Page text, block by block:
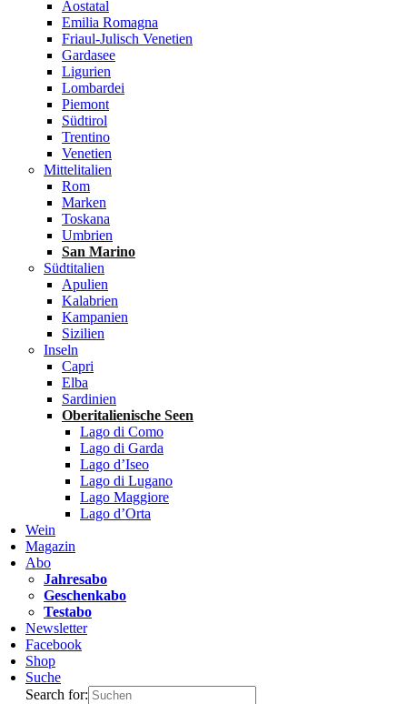
Aostatal
Emilia Romagna
Friaul-Julisch Venetien
Gardasee
Ligurien
Lombardei
Piemont
Südtirol
Trentino
Venetien
Mittelitalien
Rom
Marken
Toskana
Umbrien
San Marino
Südtitalien
Apulien
Kalabrien
Kampanien
Sizilien
Inseln
Capri
Elba
Sardinien
Oberitalienische Seen
Lago di Como
Lago di Garda
Lago d’Iseo
Lago di Lugano
Lago Maggiore
Lago d’Orta
Wein
Magazin
Abo
Jahresabo
Geschenkabo
Testabo
Newsletter
Facebook
Shop
Suche
Search for: